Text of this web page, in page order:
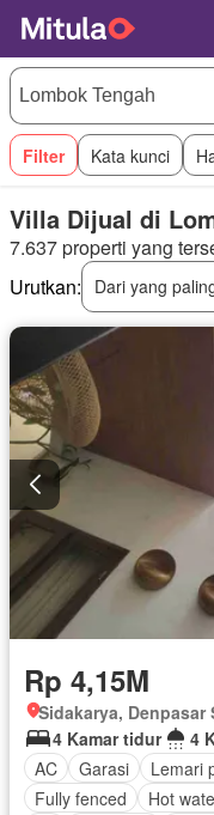
Filter Kata kunci
Villa Dijual di
7.637 properti yang
Urutkan:
Dari yang
Rp 4,15M
Sidakarya, Denpasar
4 Kamar tidur
4
AC
Garasi Lemari
Fully fenced
Hot